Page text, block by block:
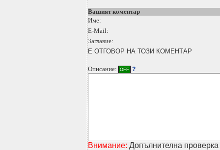
Вашият коментар
Име:
E-Mail:
Заглавие:
Е ОТГОВОР НА ТОЗИ КОМЕНТАР
Описание: OFF ?
Внимание: Допълнителна проверка